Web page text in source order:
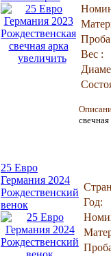
увеличить
Вес :
свечная
25 Евро
Германия 2024
Рождественский
венок
Год: